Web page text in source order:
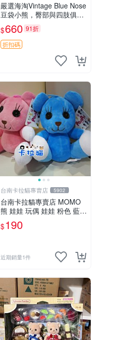
嚴選海淘Vintage Blue Nose
豆袋小熊，臀部與四肢俱
全，坐高11公分，附原盒與
吊牌收藏。藍鼻子小熊，值
得擁有 玩具 憶熊
$660 91折
折扣碼
台南卡拉貓專賣店 5902
台南卡拉貓專賣店 MOMO
熊 娃娃 玩偶 娃娃 粉色 藍色
2色分售
$190
近期銷量1件